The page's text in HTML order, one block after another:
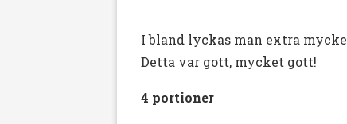
I bland lyckas man extra
Detta var gott, mycket gott!
4 portioner